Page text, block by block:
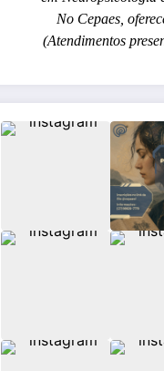
No Cepaes,
(Atendimentos